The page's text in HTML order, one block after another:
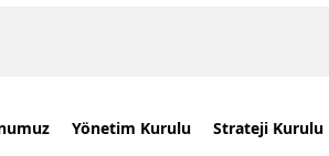
Yönetim Kurulu Strateji Kurulu